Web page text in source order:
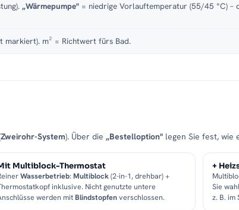
„Wärmepumpe" = niedrige Vorlauftemperatur (55/45 °C)
markiert). m² = Richtwert fürs Bad.
Zweirohr-System). Über die „Bestelloption" legen Sie fest, wie
Multiblock-Thermostat
Wasserbetrieb:Multiblock(2-in-1, drehbar) +
inklusive. Nicht genutzte untere
werden mitBlindstopfenverschlossen.
+
Sie
z. B. im